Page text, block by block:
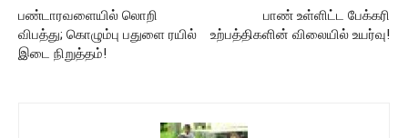
பண்டாரவளையில் லொறி
விபத்து; கொழும்பு பதுளை ரயில்
இடை நிறுத்தம்!
பாண் உள்ளிட்ட பேக்கரி
உற்பத்திகளின் விலையில் உயர்வு!